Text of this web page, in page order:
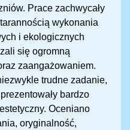
Prace zachwycały
wykonania
i ekologicznych
się ogromną
zaangażowaniem.
trudne zadanie,
bardzo
Oceniano
oryginalność,